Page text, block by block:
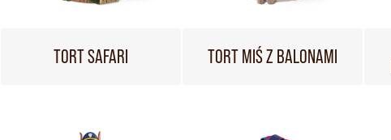
TORT SAFARI TORT MIŚ Z BALONAMI